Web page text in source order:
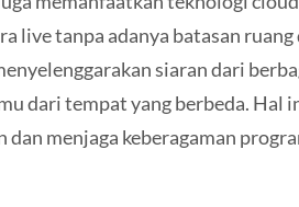
live tanpa adanya batasan
siaran dari
dari tempat yang berbeda. Hal
menjaga keberagaman